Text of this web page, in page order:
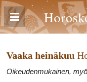
Vaaka heinäkuu
Oikeudenmukainen,